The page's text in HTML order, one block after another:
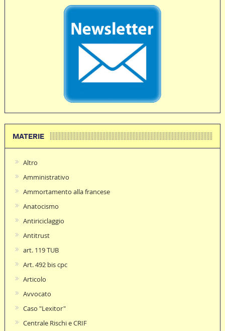
MATERIE
Altro
Amministrativo
Ammortamento alla francese
Anatocismo
Antiriciclaggio
Antitrust
art. 119 TUB
Art. 492 bis cpc
Articolo
Avvocato
Caso "Lexitor"
Centrale Rischi e CRIF